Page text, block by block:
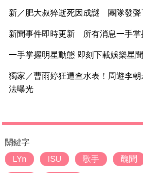
新／肥大叔猝逝死因成謎 團隊發聲
新聞事件即時更新 所有消息一手掌
一手掌握明星動態 即刻下載娛樂星
獨家／曹雨婷狂遭查水表！周遊李
法曝光
關鍵字
LYn
ISU 歌手 醜聞